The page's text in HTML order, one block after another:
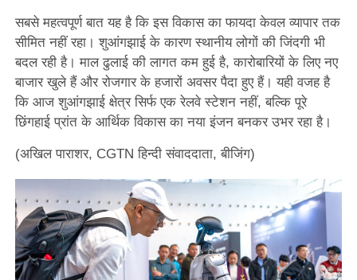
सबसे महत्वपूर्ण बात यह है कि इस विकास का फायदा केवल व्यापार तक
सीमित नहीं रहा। शुआंगझाई के कारण स्थानीय लोगों की जिंदगी भी
बदल रही है। माल ढुलाई की लागत कम हुई है, कारोबारियों के लिए नए
बाजार खुले हैं और रोजगार के हजारों अवसर पैदा हुए हैं। यही वजह है
कि आज शुआंगझाई क्षेत्र सिर्फ एक रेलवे स्टेशन नहीं, बल्कि पूरे
छिंगहाई प्रांत के आर्थिक विकास का नया इंजन बनकर उभर रहा है।
(अखिल पाराशर, CGTN हिन्दी संवाददाता, बीजिंग)